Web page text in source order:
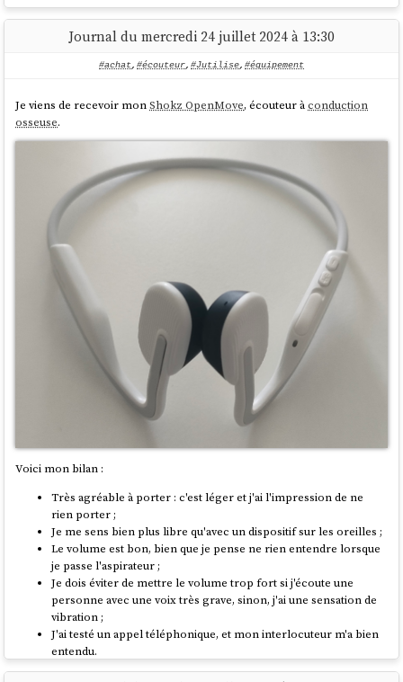
Journal du mercredi 24 juillet 2024 à 13:30
#achat, #écouteur, #Jutilise, #équipement
Je viens de recevoir monShokz OpenMove, écouteur àconduction
osseuse.
Voici mon bilan :
Très agréable à porter : c'est léger et j'ai l'impression de ne
rien porter ;
Je me sens bien plus libre qu'avec un dispositif sur les oreilles ;
Le volume est bon, bien que je pense ne rien entendre lorsque
je passe l'aspirateur ;
Je dois éviter de mettre le volume trop fort si j'écoute une
personne avec une voix très grave, sinon, j'ai une sensation de
vibration ;
J'ai testé un appel téléphonique, et mon interlocuteur m'a bien
entendu.
Je constate que la solutionconduction osseuseest bien plus